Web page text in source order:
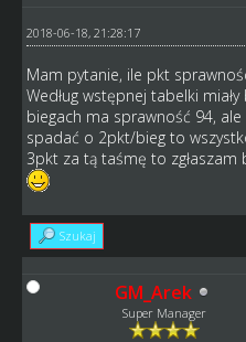
2018-06-18, 21:28:17
Mam pytanie, ile pkt
Według wstępnej tabelki
biegach ma sprawność 94, ale
spadać o 2pkt/bieg to
3pkt za tą taśmę to zgłaszam
Szukaj
GM_Arek
Super Manager